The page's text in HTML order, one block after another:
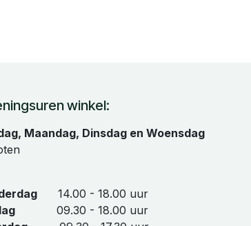
winkel:
Maandag, Dinsdag en Woensdag
14.00 - 18.00 uur
09.30 - 18.00 uur